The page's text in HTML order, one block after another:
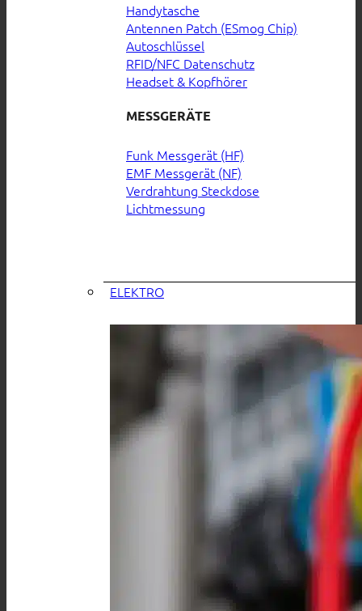
Handytasche
Antennen Patch (ESmog Chip)
Autoschlüssel
RFID/NFC Datenschutz
Headset & Kopfhörer
MESSGERÄTE
Funk Messgerät (HF)
EMF Messgerät (NF)
Verdrahtung Steckdose
Lichtmessung
ELEKTRO